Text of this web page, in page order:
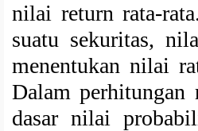
nilai return rata-
suatu sekuritas,
menentukan nilai
Dalam perhitungan
dasar nilai